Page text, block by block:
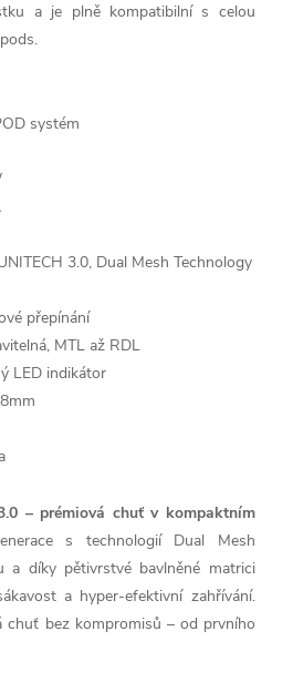
a je plně kompatibilní s celou
systém
3.0, Dual Mesh Technology
přepínání
MTL až RDL
LED indikátor
– prémiová chuť v kompaktním
s technologií Dual Mesh
a díky pětivrstvé bavlněné matrici
a hyper-efektivní zahřívání.
chuť bez kompromisů – od prvního